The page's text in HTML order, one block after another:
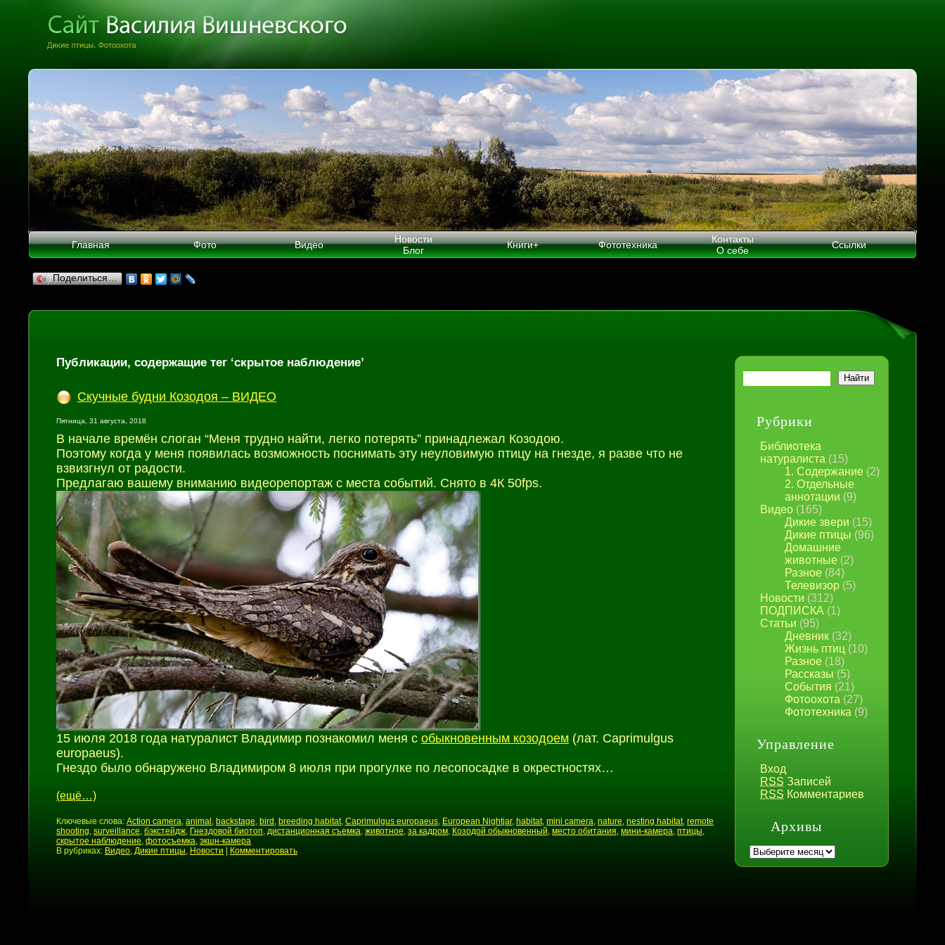
Главная Фото Видео
Новости
Блог
Книги+ Фототехника
Контакты
О себе
Ссылки
Поделиться…
Рубрики
Библиотека
натуралиста (15)
1. Содержание (2)
2. Отдельные
аннотации (9)
Видео (165)
Дикие звери (15)
Дикие птицы (96)
Домашние
животные (2)
Разное (84)
Телевизор (5)
Новости (312)
ПОДПИСКА (1)
Статьи (95)
Дневник (32)
Жизнь птиц (10)
Разное (18)
Рассказы (5)
События (21)
Фотоохота (27)
Фототехника (9)
Управление
Вход
RSS Записей
RSS Комментариев
Архивы
Публикации, содержащие тег ‘скрытое наблюдение’
Скучные будни Козодоя – ВИДЕО
Пятница, 31 августа, 2018
В начале времён слоган “Меня трудно найти, легко потерять” принадлежал Козодою.
Поэтому когда у меня появилась возможность поснимать эту неуловимую птицу на гнезде, я разве что не
взвизгнул от радости.
Предлагаю вашему вниманию видеорепортаж с места событий. Снято в 4К 50fps.
15 июля 2018 года натуралист Владимир познакомил меня с обыкновенным козодоем (лат. Caprimulgus
europaeus).
Гнездо было обнаружено Владимиром 8 июля при прогулке по лесопосадке в окрестностях…
(ещё…)
Ключевые слова: Action camera, animal , backstage, bird , breeding habitat, Caprimulgus europaeus, European Nightjar, habitat, mini camera, nature, nesting habitat, remote
shooting, surveillance, бэкстейдж, Гнездовой биотоп, дистанционная съемка, животное, за кадром, Козодой обыкновенный, место обитания, мини-камера, птицы,
скрытое наблюдение, фотосъемка, экшн-камера
В рубриках: Видео, Дикие птицы, Новости Комментировать